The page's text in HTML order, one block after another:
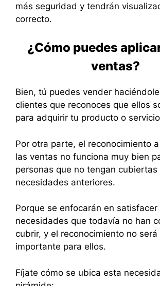
más seguridad y tendrán
correcto.
¿Cómo puedes
ventas?
Bien, tú puedes vender
clientes que reconoces que ellos
para adquirir tu producto o
Por otra parte, el reconocimiento
las ventas no funciona muy bien
personas que no tengan cubiertas
necesidades anteriores.
Porque se enfocarán en satisfacer
necesidades que todavía no han
cubrir, y el reconocimiento no será
importante para ellos.
Fíjate cómo se ubica esta